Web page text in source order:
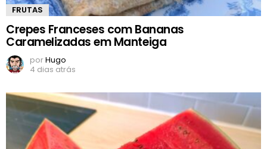
FRUTAS
Crepes Franceses com Bananas
Caramelizadas em Manteiga
porHugo
4 dias atrás